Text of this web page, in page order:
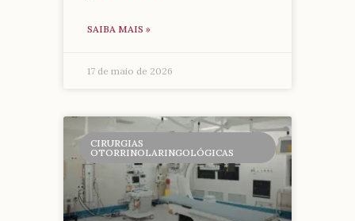
SAIBA MAIS »
17 de maio de 2026
CIRURGIAS
OTORRINOLARINGOLÓGICAS